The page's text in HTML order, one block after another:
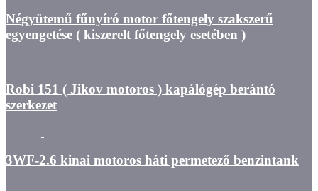
Négyütemű fűnyíró motor főtengely szakszerű
egyengetése ( kiszerelt főtengely esetében )
Robi 151 ( Jikov motoros ) kapálógép berántó
szerkezet
3WF-2.6 kinai motoros háti permetező benzintank